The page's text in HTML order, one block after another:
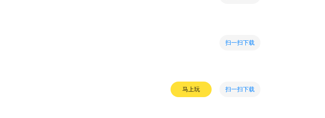
扫一扫下载
马上玩 扫一扫下载